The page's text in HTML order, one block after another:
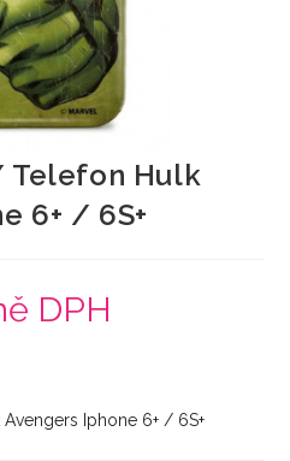
Telefon Hulk
6+ / 6S+
DPH
Iphone 6+ / 6S+